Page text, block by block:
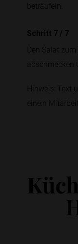
beträufeln.
Schritt 7 / 7
Den Salat
abschmecken
Hinweis: Text
eine:n